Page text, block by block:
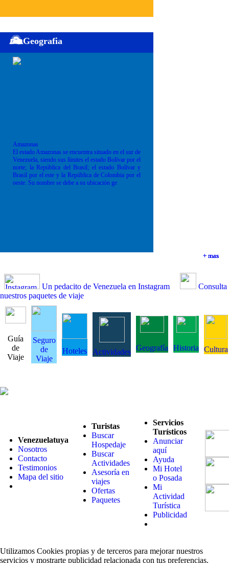
+ mas
+ mas
+ mas
Geografia
Amazonas
El estado Amazonas se encuentra situado en el sur de
Venezuela, siendo sus límites el estado Bolívar por el
norte; la República del Brasil; el estado Bolívar y
Brasil por el este y la República de Colombia por el
oeste. Su nombre se debe a su ubicación ge
+ mas
Un pedacito de Venezuela en Instagram
Consulta
nuestros paquetes de viaje
Guía
de
Viaje
Seguro
de
Viaje
Hoteles Actividades Geografía Historia Cultura
Venezuelatuya
Nosotros
Contacto
Testimonios
Mapa del sitio
Turistas
Buscar
Hospedaje
Buscar
Actividades
Asesoría en
viajes
Ofertas
Paquetes
Servicios
Turísticos
Anunciar
aquí
Ayuda
Mi Hotel
o Posada
Mi
Actividad
Turística
Publicidad
Utilizamos Cookies propias y de terceros para mejorar nuestros
servicios y mostrarte publicidad relacionada con tus preferencias.